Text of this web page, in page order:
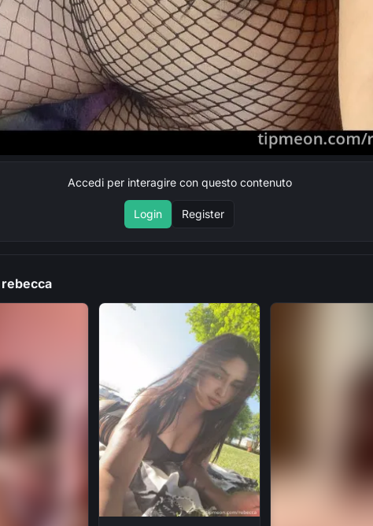
Accedi per interagire con questo contenuto
Login Register